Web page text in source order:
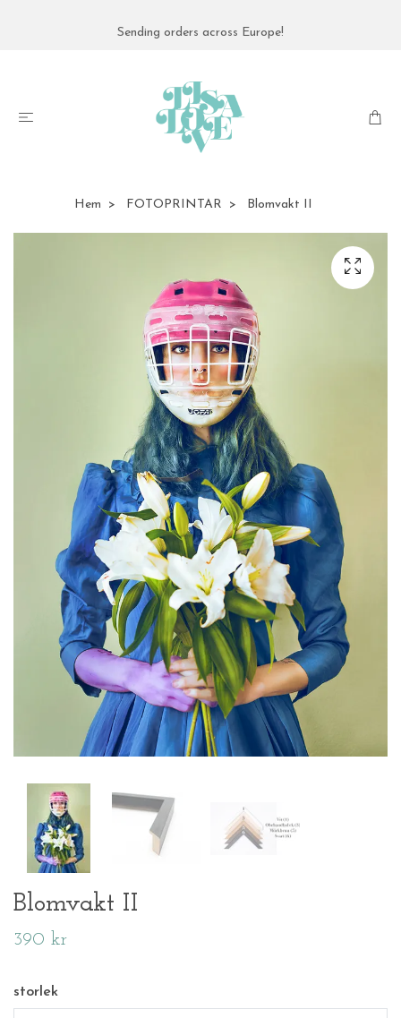
Sending orders across Europe!
Hem FOTOPRINTAR Blomvakt II
Blomvakt II
390 kr
storlek